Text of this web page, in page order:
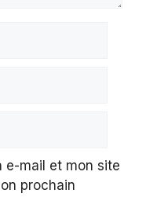
e-mail et mon site
prochain